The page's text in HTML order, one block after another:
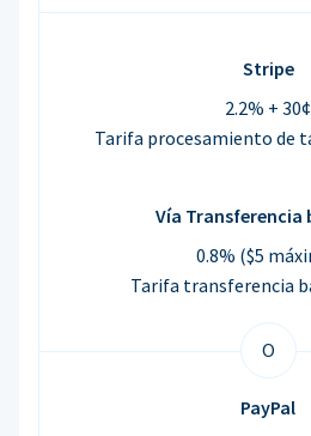
Stripe
2.2% + 30¢
Tarifa procesamiento de
Vía Transferencia
0.8% ($5
Tarifa transferencia
O
PayPal